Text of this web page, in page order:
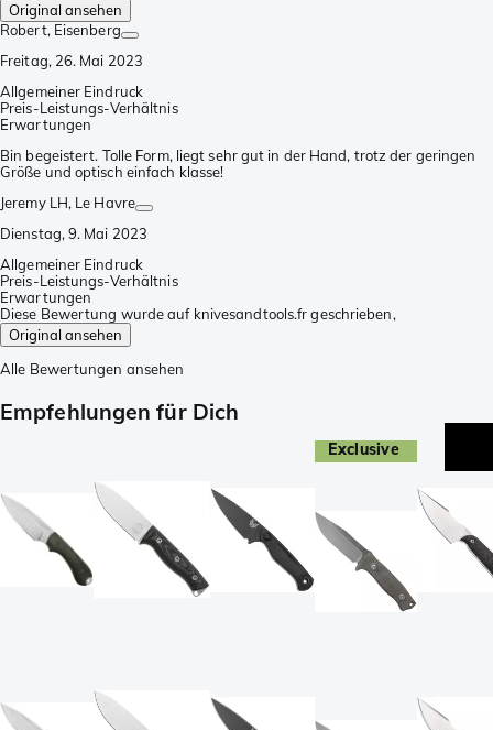
Original ansehen
Robert, Eisenberg
Freitag, 26. Mai 2023
Allgemeiner Eindruck
Preis-Leistungs-Verhältnis
Erwartungen
Bin begeistert. Tolle Form, liegt sehr gut in der Hand, trotz der geringen
Größe und optisch einfach klasse!
Jeremy LH, Le Havre
Dienstag, 9. Mai 2023
Allgemeiner Eindruck
Preis-Leistungs-Verhältnis
Erwartungen
Diese Bewertung wurde auf knivesandtools.fr geschrieben,
Original ansehen
Alle Bewertungen ansehen
Empfehlungen für Dich
Exclusive